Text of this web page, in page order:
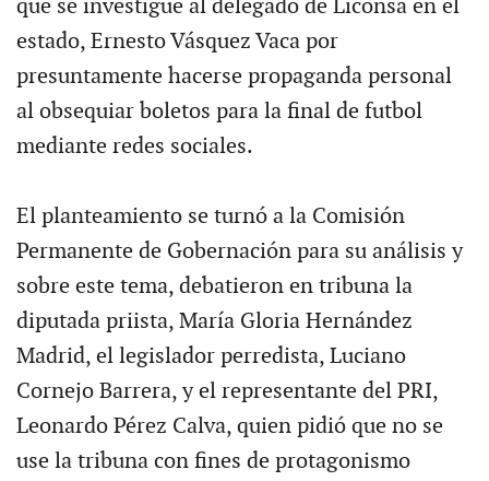
que se investigue al delegado de Liconsa en el
estado, Ernesto Vásquez Vaca por
presuntamente hacerse propaganda personal
al obsequiar boletos para la final de futbol
mediante redes sociales.
El planteamiento se turnó a la Comisión
Permanente de Gobernación para su análisis y
sobre este tema, debatieron en tribuna la
diputada priista, María Gloria Hernández
Madrid, el legislador perredista, Luciano
Cornejo Barrera, y el representante del PRI,
Leonardo Pérez Calva, quien pidió que no se
use la tribuna con fines de protagonismo